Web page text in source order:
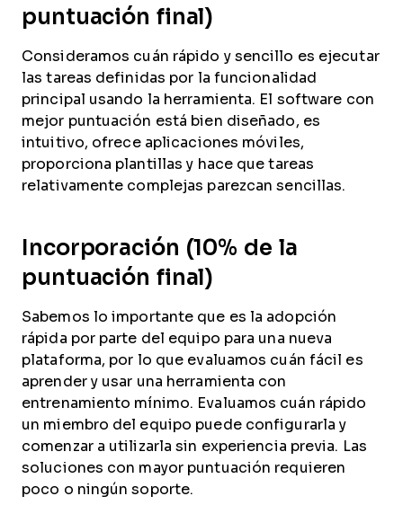
puntuación final)
Consideramos cuán rápido y sencillo es ejecutar
las tareas definidas por la funcionalidad
principal usando la herramienta. El software con
mejor puntuación está bien diseñado, es
intuitivo, ofrece aplicaciones móviles,
proporciona plantillas y hace que tareas
relativamente complejas parezcan sencillas.
Incorporación (10% de la
puntuación final)
Sabemos lo importante que es la adopción
rápida por parte del equipo para una nueva
plataforma, por lo que evaluamos cuán fácil es
aprender y usar una herramienta con
entrenamiento mínimo. Evaluamos cuán rápido
un miembro del equipo puede configurarla y
comenzar a utilizarla sin experiencia previa. Las
soluciones con mayor puntuación requieren
poco o ningún soporte.